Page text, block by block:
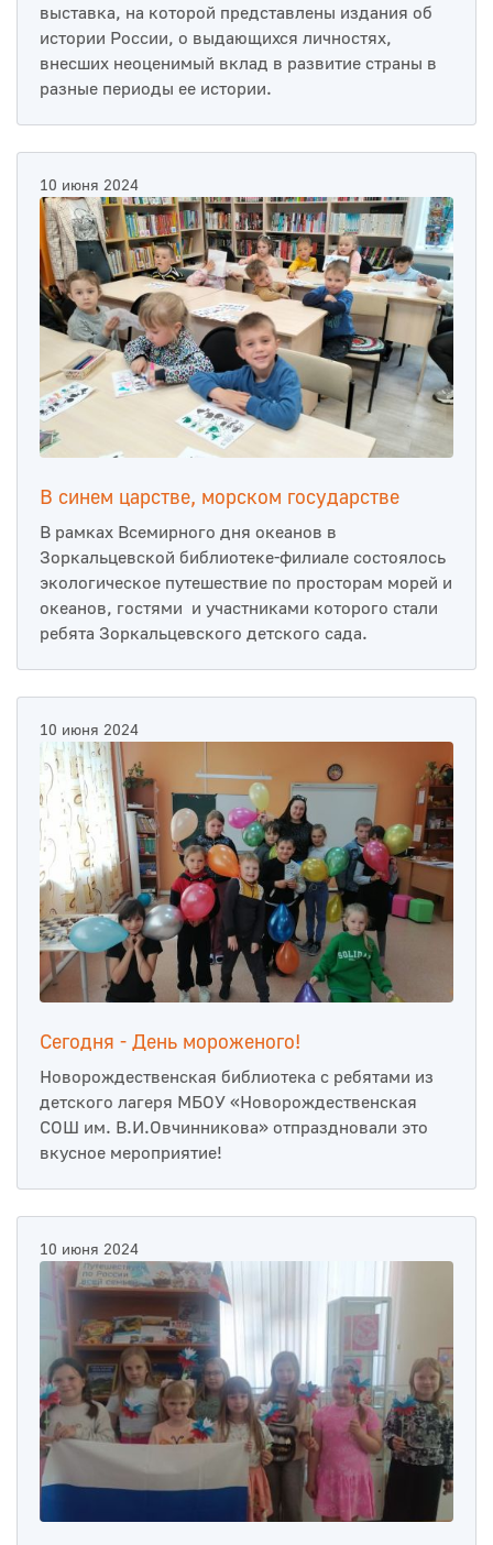
выставка, на которой представлены издания об
истории России, о выдающихся личностях,
внесших неоценимый вклад в развитие страны в
разные периоды ее истории.
10 июня 2024
В синем царстве, морском государстве
В рамках Всемирного дня океанов в
Зоркальцевской библиотеке-филиале состоялось
экологическое путешествие по просторам морей и
океанов, гостями и участниками которого стали
ребята Зоркальцевского детского сада.
10 июня 2024
Сегодня - День мороженого!
Новорождественская библиотека с ребятами из
детского лагеря МБОУ «Новорождественская
СОШ им. В.И.Овчинникова» отпраздновали это
вкусное мероприятие!
10 июня 2024